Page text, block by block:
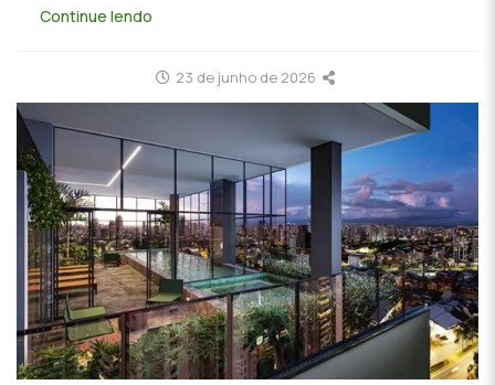
Continue lendo
23 de junho de 2026